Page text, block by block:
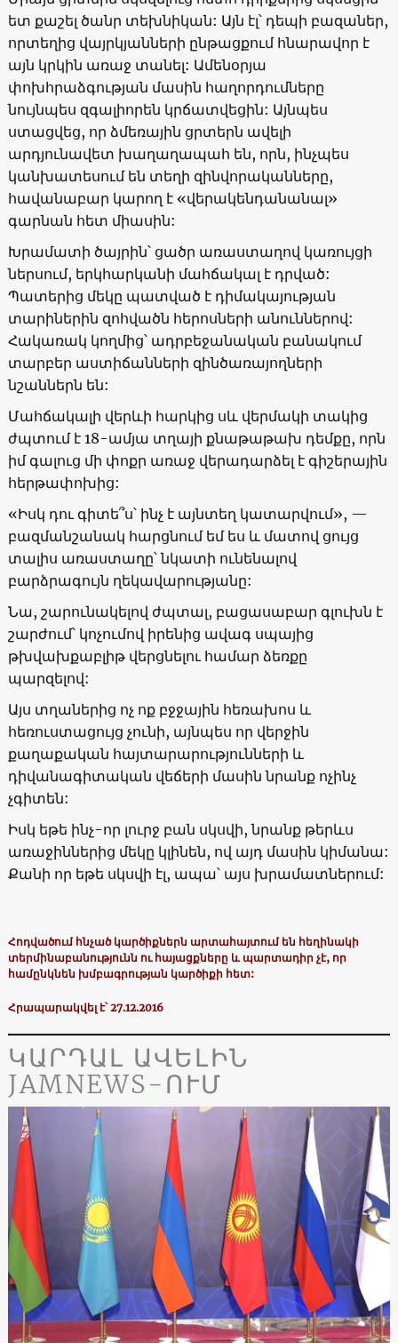
ետ քաշել ծանր տեխնիկան: Այն էլ՝ դեպի բազաներ,
որտեղից վայրկյանների ընթացքում հնարավոր է
այն կրկին առաջ տանել: Ամենօրյա
փոխհրաձգության մասին հաղորդումները
նույնպես զգալիորեն կրճատվեցին: Այնպես
ստացվեց, որ ձմեռային ցրտերն ավելի
արդյունավետ խաղաղապահ են, որն, ինչպես
կանխատեսում են տեղի զինվորականները,
հավանաբար կարող է «վերակենդանանալ»
գարնան հետ միասին:
Խրամատի ծայրին՝ ցածր առաստաղով կառույցի
ներսում, երկհարկանի մահճակալ է դրված:
Պատերից մեկը պատված է դիմակայության
տարիներին զոհվածն հերոսների անուններով:
Հակառակ կողմից՝ ադրբեջանական բանակում
տարբեր աստիճանների զինծառայողների
նշաններն են:
Մահճակալի վերևի հարկից սև վերմակի տակից
ժպտում է 18-ամյա տղայի քնաթաթախ դեմքը, որն
իմ գալուց մի փոքր առաջ վերադարձել է գիշերային
հերթափոխից:
«Իսկ դու գիտե՞ս՝ ինչ է այնտեղ կատարվում», —
բազմանշանակ հարցնում եմ ես և մատով ցույց
տալիս առաստաղը՝ նկատի ունենալով
բարձրագույն ղեկավարությանը:
Նա, շարունակելով ժպտալ, բացասաբար գլուխն է
շարժում՝ կոչումով իրենից ավագ սպայից
թխվախքաբլիթ վերցնելու համար ձեռքը
պարզելով:
Այս տղաներից ոչ ոք բջջային հեռախոս և
հեռուստացույց չունի, այնպես որ վերջին
քաղաքական հայտարարությունների և
դիվանագիտական վեճերի մասին նրանք ոչինչ
չգիտեն:
Իսկ եթե ինչ-որ լուրջ բան սկսվի, նրանք թերևս
առաջիններից մեկը կլինեն, ով այդ մասին կիմանա:
Քանի որ եթե սկսվի էլ, ապա՝ այս խրամատներում:
Հոդվածում հնչած կարծիքներն արտահայտում են հեղինակի
տերմինաբանությունն ու հայացքները և պարտադիր չէ, որ
համընկնեն խմբագրության կարծիքի հետ:
Հրապարակվել է՝ 27.12.2016
ԿԱՐԴԱԼ ԱՎԵԼԻՆ
JAMNEWS-ՈՒՄ